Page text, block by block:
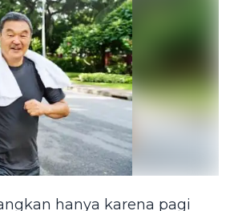
hanya karena pagi